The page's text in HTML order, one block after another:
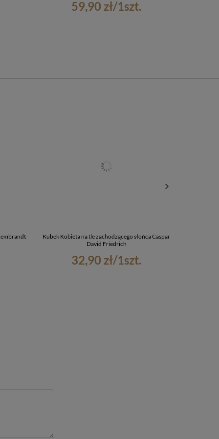
59,90 zł/1szt.
Kubek Kobieta na tle zachodzącego słońca Caspar
David Friedrich
32,90 zł/1szt.